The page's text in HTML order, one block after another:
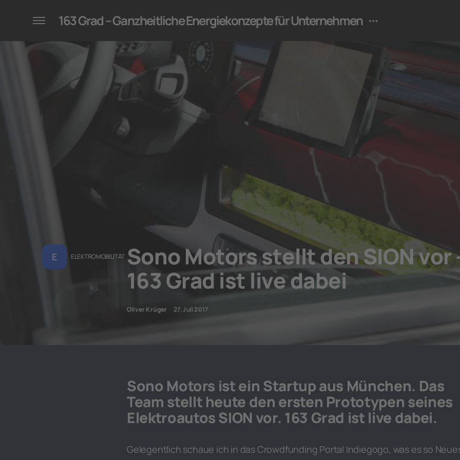
für Unternehmen
163 Grad – Ganzheitliche Energiekonzepte für Unternehmen
E ELEKTROMOBILITÄT Sono Motors stellt den SION vor
163 Grad ist live dabei
Oliver Krüger 27. Juli 2017
Sono Motors ist ein Startup aus München. Das
Team stellt heute den ersten Prototypen seines
Elektroautos SION vor. 163 Grad ist live dabei.
Gelegentlich schaue ich in das Crowdfunding Portal Indiegogo, was es so